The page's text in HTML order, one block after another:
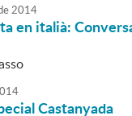
2014
en italià:
Castanyada